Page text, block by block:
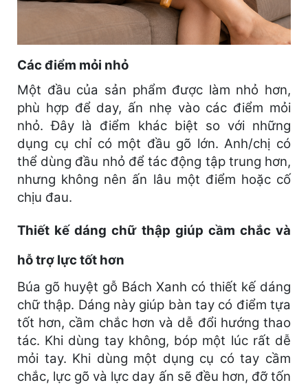
Các điểm mỏi nhỏ
Một đầu của sản phẩm được làm nhỏ hơn,
phù hợp để day, ấn nhẹ vào các điểm mỏi
nhỏ. Đây là điểm khác biệt so với những
dụng cụ chỉ có một đầu gõ lớn. Anh/chị có
thể dùng đầu nhỏ để tác động tập trung hơn,
nhưng không nên ấn lâu một điểm hoặc cố
chịu đau.
Thiết kế dáng chữ thập giúp cầm chắc và
hỗ trợ lực tốt hơn
Búa gõ huyệt gỗ Bách Xanh có thiết kế dáng
chữ thập. Dáng này giúp bàn tay có điểm tựa
tốt hơn, cầm chắc hơn và dễ đổi hướng thao
tác. Khi dùng tay không, bóp một lúc rất dễ
mỏi tay. Khi dùng một dụng cụ có tay cầm
chắc, lực gõ và lực day ấn sẽ đều hơn, đỡ tốn